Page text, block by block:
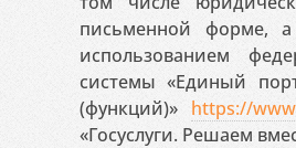
письменной форме,
использованием
системы «Единый
(функций)» https://
«Госуслуги. Решаем